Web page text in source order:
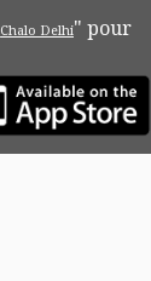
Chalo Delhi" pour